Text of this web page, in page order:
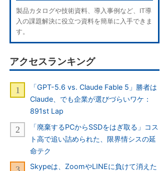
製品カタログや技術資料、導入事例など、IT導
入の課題解決に役立つ資料を簡単に入手できま
す。
アクセスランキング
「GPT-5.6 vs. Claude Fable 5」勝者は
Claude、でも企業が選びづらいワケ：
891st Lap
「廃棄するPCからSSDをはぎ取る」コス
ト高で追い詰められた、限界情シスの延
命テク
Skypeは、ZoomやLINEに負けて消えた